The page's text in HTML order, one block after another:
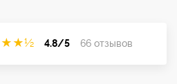
★ ★½ 4.8/5 66 отзывов